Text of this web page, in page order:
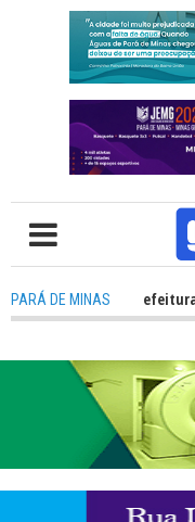
PARÁ DE MINAS
Concurso da prefeitura